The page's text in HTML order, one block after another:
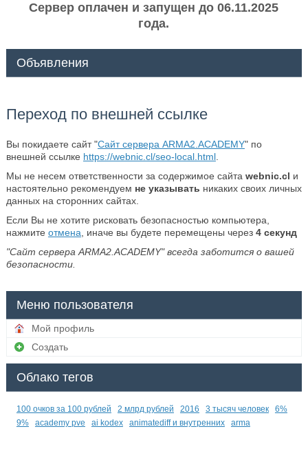
Сервер оплачен и запущен до 06.11.2025
года.
Объявления
Переход по внешней ссылке
Вы покидаете сайт "Сайт сервера ARMA2.ACADEMY" по
внешней ссылке https://webnic.cl/seo-local.html.
Мы не несем ответственности за содержимое сайта webnic.cl и
настоятельно рекомендуем не указывать никаких своих личных
данных на сторонних сайтах.
Если Вы не хотите рисковать безопасностью компьютера,
нажмите отмена , иначе вы будете перемещены через 4секунд
"Сайт сервера ARMA2.ACADEMY" всегда заботится о вашей
безопасности.
Меню пользователя
Мой профиль
Создать
Облако тегов
100 очков за 100 рублей 2 млрд рублей 2016 3 тысяч человек
6%
9%
academy pve ai kodex animatediff и внутренних arma